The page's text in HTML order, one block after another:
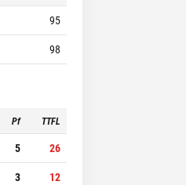
95
98
Pf TTFL
5
26
3
12